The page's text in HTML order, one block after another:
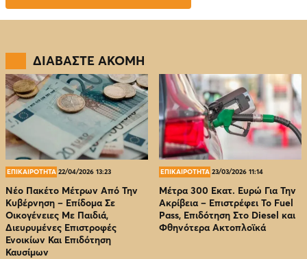
ΔΙΑΒΑΣΤΕ ΑΚΟΜΗ
ΕΠΙΚΑΙΡΟΤΗΤΑ 22/04/2026 13:23
Νέο Πακέτο Μέτρων Από Την
Κυβέρνηση – Επίδομα Σε
Οικογένειες Με Παιδιά,
Διευρυμένες Επιστροφές
Ενοικίων Και Επιδότηση
Καυσίμων
ΕΠΙΚΑΙΡΟΤΗΤΑ 23/03/2026 11:14
Μέτρα 300 Εκατ. Ευρώ Για Την
Ακρίβεια – Επιστρέφει Το Fuel
Pass, Επιδότηση Στο Diesel και
Φθηνότερα Ακτοπλοϊκά